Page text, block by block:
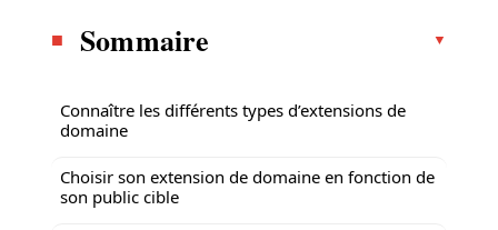
Sommaire
Connaître les différents types d’extensions de
domaine
Choisir son extension de domaine en fonction de
son public cible